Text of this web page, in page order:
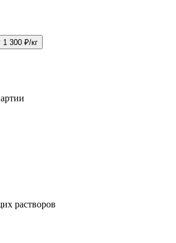
1 300 ₽/кг
растворов